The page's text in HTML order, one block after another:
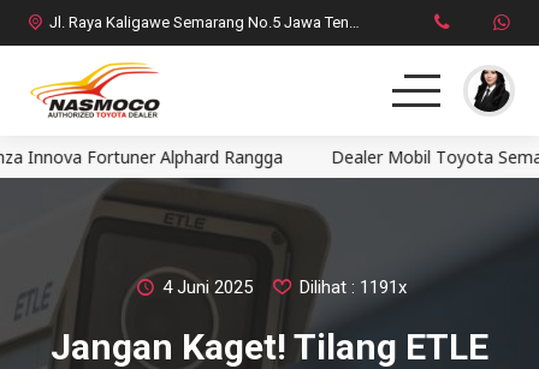
Jl. Raya Kaligawe Semarang No.5 Jawa Tengah
Home
SUV
HatchBack
Fortuner Alphard Rangga Dealer Mobil Toyota Semarang
4 Juni 2025 Dilihat : 1191x
Jangan Kaget! Tilang ETLE